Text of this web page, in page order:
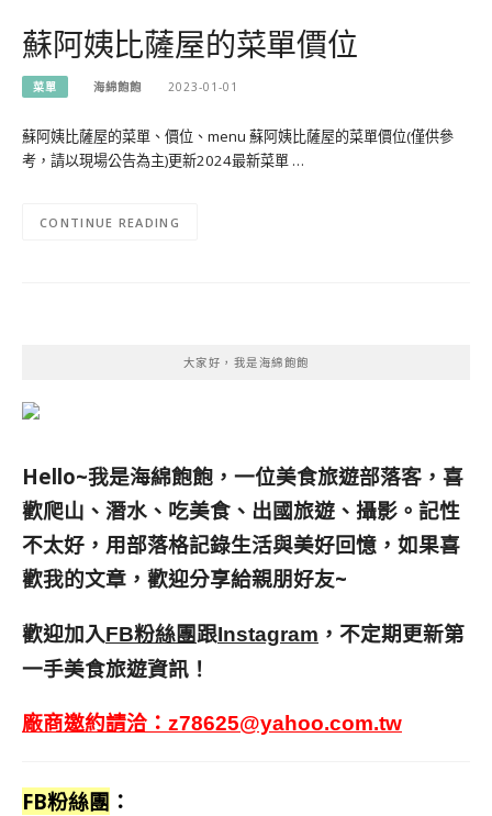
蘇阿姨比薩屋的菜單價位
菜單 海綿飽飽 2023-01-01
蘇阿姨比薩屋的菜單、價位、menu 蘇阿姨比薩屋的菜單價位(僅供參
考，請以現場公告為主)更新2024最新菜單 …
CONTINUE READING
大家好，我是海綿飽飽
Hello~我是海綿飽飽，一位美食旅遊部落客， 喜
歡爬山、潛水、吃美食、出國旅遊、攝影。 記性
不太好，用部落格記錄生活與美好回憶， 如果喜
歡我的文章，歡迎分享給親朋好友~
歡迎加入FB粉絲團跟Instagram ，不定期更新第
一手美食旅遊資訊！
廠商邀約請洽： z78625@yahoo.com.tw
FB粉絲團 ：